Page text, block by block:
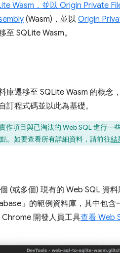
Wasm，並以 Origin Private
(Wasm)，並以 Origin
SQLite Wasm。
庫遷移至 SQLite Wasm 的概
程式碼並以此為基礎。
作項目與已淘汰的 Web SQL 進行
。如要查看所有詳細資料，請前往結
(或多個) 現有的 Web SQL 資
」 的範例資料庫，其中包含
開發人員工具查看 Web